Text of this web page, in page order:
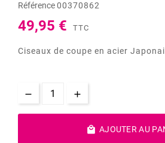
Référence00370862
49,95 € TTC
Ciseaux de coupe en acier
 AJOUTER AU